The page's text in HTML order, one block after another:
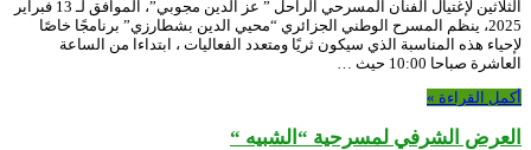
الثلاثين لإغتيال الفنان المسرحي الراحل ” عز الدين مجوبي”، الموافق لـ 13 فبراير
2025، ينظم المسرح الوطني الجزائري “محيي الدين بشطارزي” برنامجًا خاصًا
لإحياء هذه المناسبة الذي سيكون ثريًا ومتعدد الفعاليات ، ابتداءا من الساعة
العاشرة صباحا 10:00 حيث …
أكمل القراءة »
العرض الشرفي لمسرحية “الشبيه “